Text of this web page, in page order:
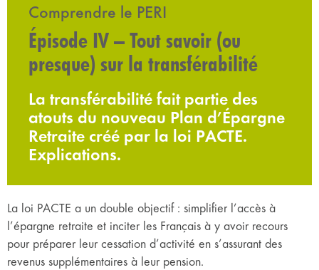
Comprendre le PERI
Épisode IV – Tout savoir (ou
presque) sur la transférabilité
La transférabilité fait partie des
atouts du nouveau Plan d’Épargne
Retraite créé par la loi PACTE.
Explications.
La loi PACTE a un double objectif : simplifier l’accès à
l’épargne retraite et inciter les Français à y avoir recours
pour préparer leur cessation d’activité en s’assurant des
revenus supplémentaires à leur pension.